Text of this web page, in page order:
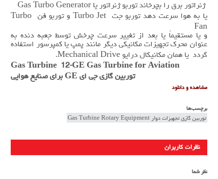
ژنراتور برق را بچرخاند توربو ژنراتور یا Gas Turbo Generator
یا به هوا سرعت دهد توربو جت Turbo Jet و توربو فن Turbo
Fan
و یا مستقیماً یا بعد از تغییر سرعت چرخش توسط جعبه دنده به
عنوان محرک تجهیزات مکانیکی دیگر مانند پمپ یا کمپرسور استفاده
گردد یا همان مکانیکال درایو Mechanical Drive.
Gas Turbine 12-GE Gas Turbine for Aviation
توربین گازی جی ای GE برای صنایع هوایی
مشاهده و دانلود
برچسب‌ها
توربین گازی تجهیزات دوار Gas Turbine Rotary Equipment
نظرات کاربران
نظر شما